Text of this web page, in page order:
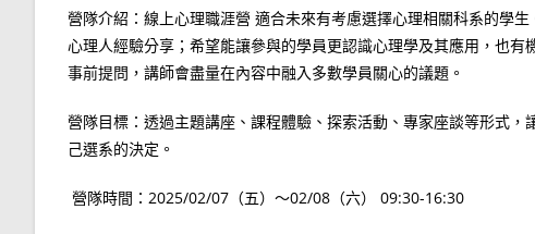
營隊介紹：線上心理職涯營 適合未來有考慮選擇心理相關科系的學
心理人經驗分享；希望能讓參與的學員更認識心理學及其應用，也
事前提問，講師會盡量在內容中融入多數學員關心的議題。
營隊目標：透過主題講座、課程體驗、探索活動、專家座談等形式
己選系的決定。
營隊時間：2025/02/07（五）～02/08（六） 09:30-16:30